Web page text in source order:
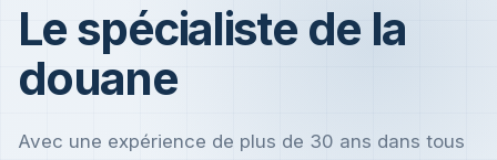
Le spécialiste de la
douane
Avec une expérience de plus de 30 ans dans tous